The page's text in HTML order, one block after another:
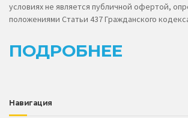
условиях не является публичной офертой,
положениями Статьи 437 Гражданского
ПОДРОБНЕЕ
Навигация